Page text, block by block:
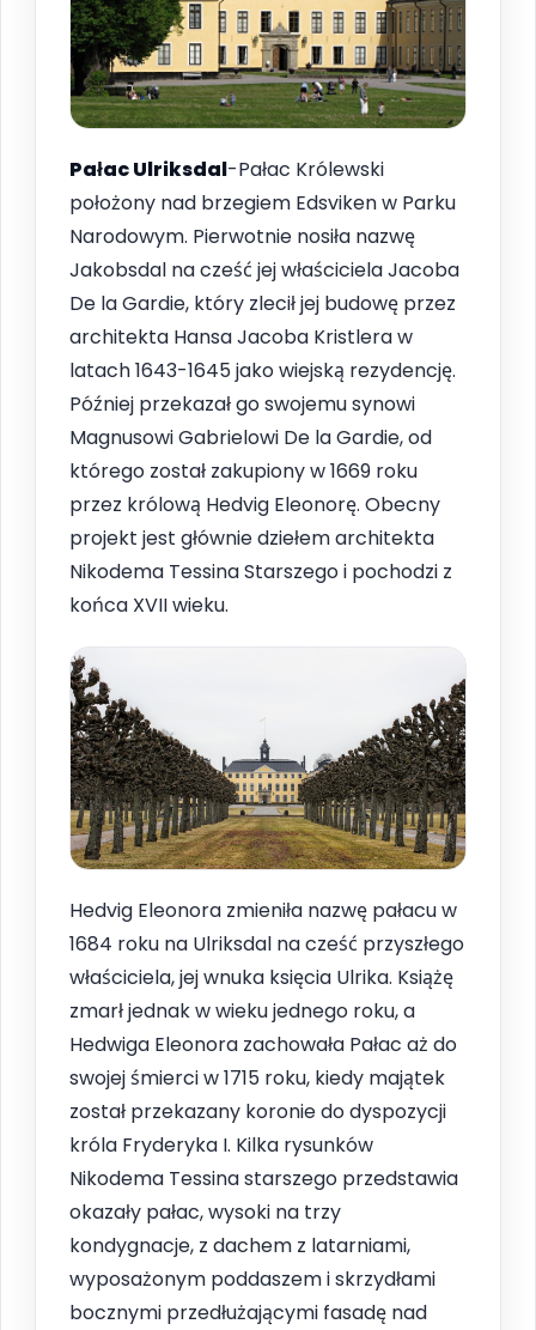
Pałac Ulriksdal-Pałac Królewski
położony nad brzegiem Edsviken w Parku
Narodowym. Pierwotnie nosiła nazwę
Jakobsdal na cześć jej właściciela Jacoba
De la Gardie, który zlecił jej budowę przez
architekta Hansa Jacoba Kristlera w
latach 1643-1645 jako wiejską rezydencję.
Później przekazał go swojemu synowi
Magnusowi Gabrielowi De la Gardie, od
którego został zakupiony w 1669 roku
przez królową Hedvig Eleonorę. Obecny
projekt jest głównie dziełem architekta
Nikodema Tessina Starszego i pochodzi z
końca XVII wieku.
Hedvig Eleonora zmieniła nazwę pałacu w
1684 roku na Ulriksdal na cześć przyszłego
właściciela, jej wnuka księcia Ulrika. Książę
zmarł jednak w wieku jednego roku, a
Hedwiga Eleonora zachowała Pałac aż do
swojej śmierci w 1715 roku, kiedy majątek
został przekazany koronie do dyspozycji
króla Fryderyka I. Kilka rysunków
Nikodema Tessina starszego przedstawia
okazały pałac, wysoki na trzy
kondygnacje, z dachem z latarniami,
wyposażonym poddaszem i skrzydłami
bocznymi przedłużającymi fasadę nad